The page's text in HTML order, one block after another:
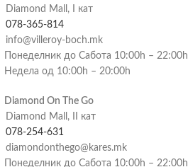
Diamond Mall, I кат
078-365-814
info@villeroy-boch.mk
Понеделник до Сабота 10:00h – 22:00h
Недела од 10:00h – 20:00h
Diamond On The Go
Diamond Mall, II кат
078-254-631
diamondonthego@kares.mk
Понеделник до Сабота 10:00h – 22:00h